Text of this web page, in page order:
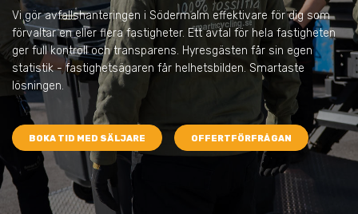
Vi gör avfallshanteringen i Södermalm effektivare för dig som
förvaltar en eller flera fastigheter. Ett avtal för hela fastigheten
ger full kontroll och transparens. Hyresgästen får sin egen
statistik - fastighetsägaren får helhetsbilden. Smartaste
lösningen.
BOKA TID MED SÄLJARE OFFERTFÖRFRÅGAN